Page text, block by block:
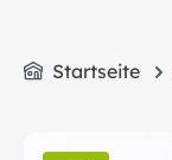
Startseite
Bildergalerie